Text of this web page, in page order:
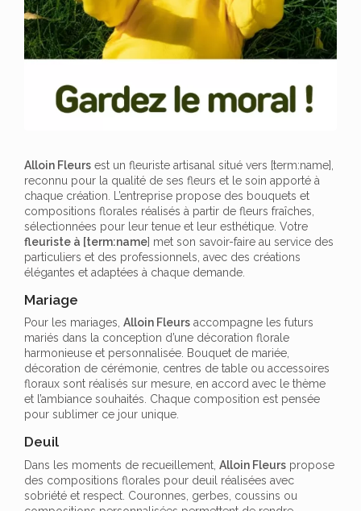
Alloin Fleurs est un fleuriste artisanal situé vers [term:name],
reconnu pour la qualité de ses fleurs et le soin apporté à
chaque création. L’entreprise propose des bouquets et
compositions florales réalisés à partir de fleurs fraîches,
sélectionnées pour leur tenue et leur esthétique. Votre
fleuriste à [term:name] met son savoir-faire au service des
particuliers et des professionnels, avec des créations
élégantes et adaptées à chaque demande.
Mariage
Pour les mariages, Alloin Fleurs accompagne les futurs
mariés dans la conception d’une décoration florale
harmonieuse et personnalisée. Bouquet de mariée,
décoration de cérémonie, centres de table ou accessoires
floraux sont réalisés sur mesure, en accord avec le thème
et l’ambiance souhaités. Chaque composition est pensée
pour sublimer ce jour unique.
Deuil
Dans les moments de recueillement, Alloin Fleurs propose
des compositions florales pour deuil réalisées avec
sobriété et respect. Couronnes, gerbes, coussins ou